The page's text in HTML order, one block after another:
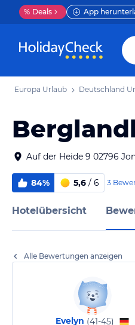
% Deals App
Europa Urlaub Deutschland
Auf der Heide 9 02796
84% 5,6 / 6 3
Hotelübersicht
Alle Bewertungen anzeigen
Evelyn (41-45)